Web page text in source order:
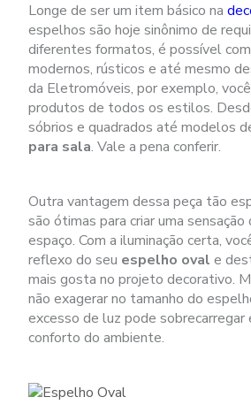
Longe de ser um item básico na
espelhos são hoje sinônimo de
diferentes formatos, é possível
modernos, rústicos e até mesmo
da Eletromóveis, por exemplo,
produtos de todos os estilos.
sóbrios e quadrados até modelos
para sala. Vale a pena conferir.
Outra vantagem dessa peça tão
são ótimas para criar uma
espaço. Com a iluminação certa,
reflexo do seu espelho oval e
mais gosta no projeto decorativo.
não exagerar no tamanho do
excesso de luz pode
conforto do ambiente.